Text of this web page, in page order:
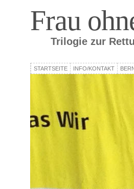
Frau
Trilogie zur
STARTSEITE INFO/KONTAKT